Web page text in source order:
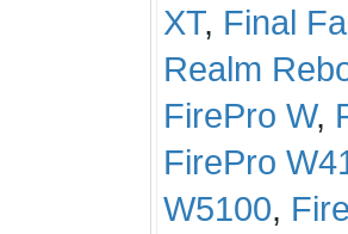
XT, Final
Realm
FirePro W,
FirePro
W5100,